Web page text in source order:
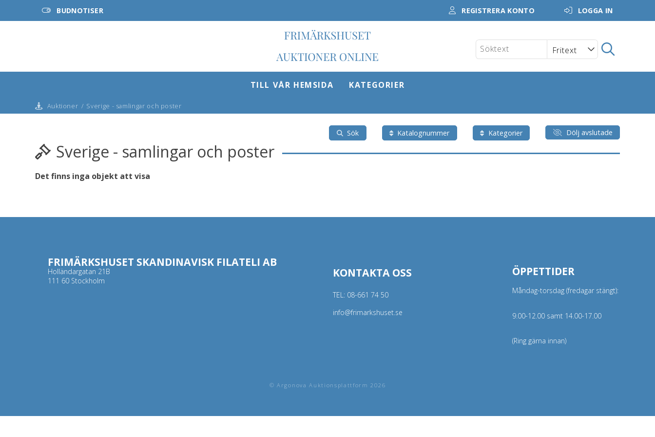
BUDNOTISER REGISTRERA KONTO LOGGA IN
TILL VÅR HEMSIDA KATEGORIER
Auktioner / Sverige - samlingar och poster
Sök Katalognummer Kategorier Dölj avslutade
Sverige - samlingar och poster
Det finns inga objekt att visa
FRIMÄRKSHUSET SKANDINAVISK FILATELI AB
Holländargatan 21B
111 60 Stockholm
KONTAKTA OSS
TEL: 08-661 74 50
info@frimarkshuset.se
ÖPPETTIDER
Måndag-torsdag (fredagar stängt):
9.00-12.00 samt 14.00-17.00
(Ring gärna innan)
© Argonova Auktionsplattform 2026